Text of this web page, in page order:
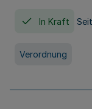
In Kraft
Verordnung